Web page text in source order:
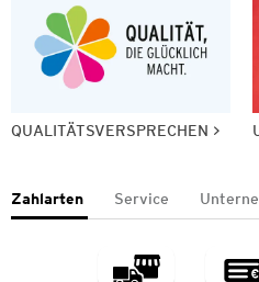
QUALITÄTSVERSPRECHEN
Zahlarten Service